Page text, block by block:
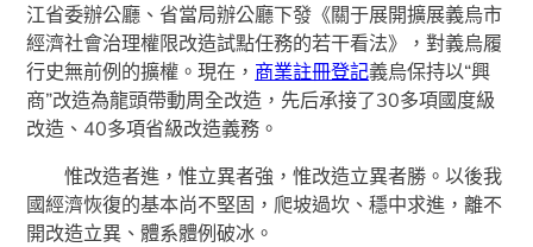
江省委辦公廳、省當局辦公廳下發《關于展開擴展義烏市
經濟社會治理權限改造試點任務的若干看法》，對義烏履
行史無前例的擴權。現在， 商業註冊登記義烏保持以“興
商”改造為龍頭帶動周全改造，先后承接了30多項國度級
改造、40多項省級改造義務。
惟改造者進，惟立異者強，惟改造立異者勝。以後我
國經濟恢復的基本尚不堅固，爬坡過坎、穩中求進，離不
開改造立異、體系體例破冰。